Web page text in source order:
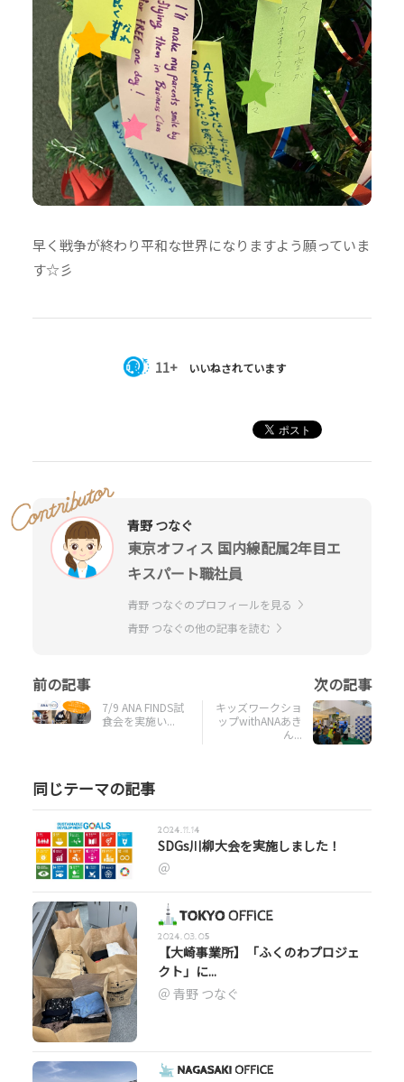
早く戦争が終わり平和な世界になりますよう願っていま
す☆彡
11+ いいねされています
青野 つなぐ
東京オフィス 国内線配属2年目エ
キスパート職社員
青野 つなぐのプロフィールを見る
青野 つなぐの他の記事を読む
7/9 ANA FINDS試
食会を実施い...
キッズワークショ
ップwithANAあき
ん...
同じテーマの記事
2024.11.14
SDGs川柳大会を実施しました！
2024.03.05
【大崎事業所】「ふくのわプロジェ
クト」に...
青野 つなぐ